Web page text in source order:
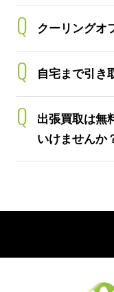
Q クーリングオ
Q 自宅まで引き
Q
出張買取は無
いけませんか